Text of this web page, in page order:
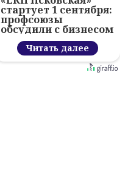
стартует 1 сентября:
профсоюзы
обсудили с бизнесом
новый цифровой
проектЧитать далее